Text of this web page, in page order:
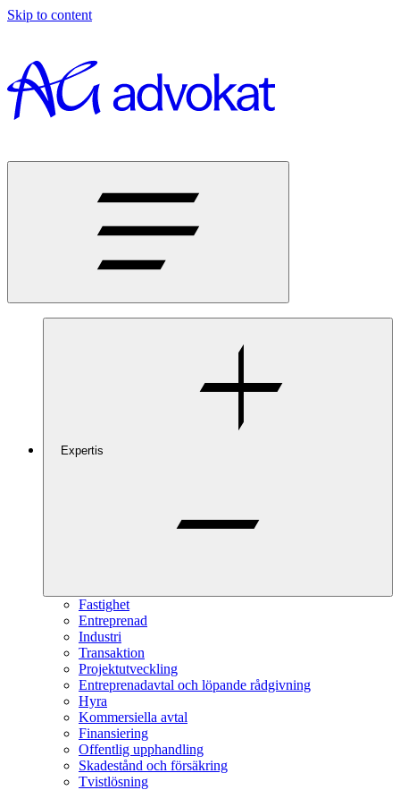
Skip to content
Expertis
Fastighet
Entreprenad
Industri
Transaktion
Projektutveckling
Entreprenadavtal och löpande rådgivning
Hyra
Kommersiella avtal
Finansiering
Offentlig upphandling
Skadestånd och försäkring
Tvistlösning